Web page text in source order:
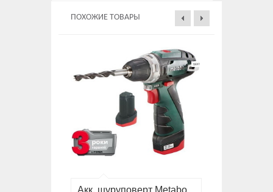
ПОХОЖИЕ ТОВАРЫ
Акк. шуруповерт Metabo